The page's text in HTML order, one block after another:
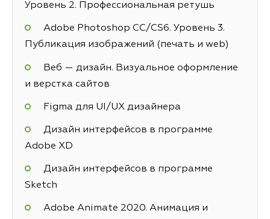
Уровень 2. Профессиональная ретушь
Adobe Photoshop СС/CS6. Уровень 3.
Публикация изображений (печать и web)
Веб — дизайн. Визуальное оформление
и верстка сайтов
Figma для UI/UX дизайнера
Дизайн интерфейсов в программе
Adobe XD
Дизайн интерфейсов в программе
Sketch
Adobe Animate 2020. Анимация и